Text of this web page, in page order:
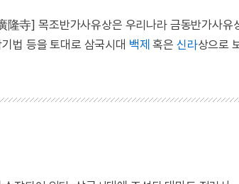
隆寺] 목조반가사유상은 우리나라 금동반가사유
법 등을 토대로 삼국시대 백제 혹은 신라상으로